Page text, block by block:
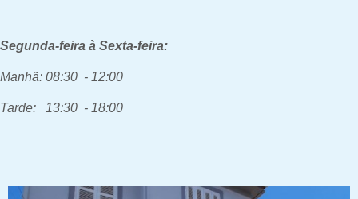
Segunda-feira à Sexta-feira:
Manhã: 08:30 - 12:00
Tarde: 13:30 - 18:00